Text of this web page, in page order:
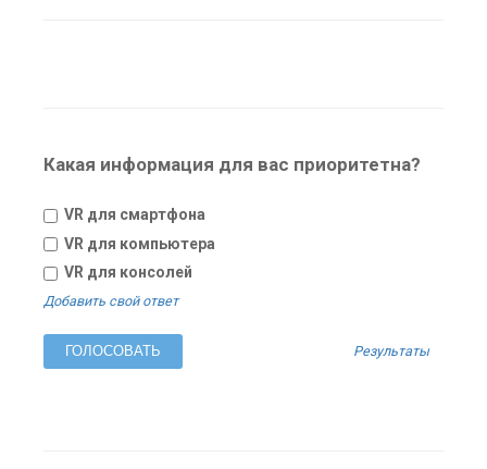
Какая информация для вас приоритетна?
VR для смартфона
VR для компьютера
VR для консолей
Добавить свой ответ
Результаты